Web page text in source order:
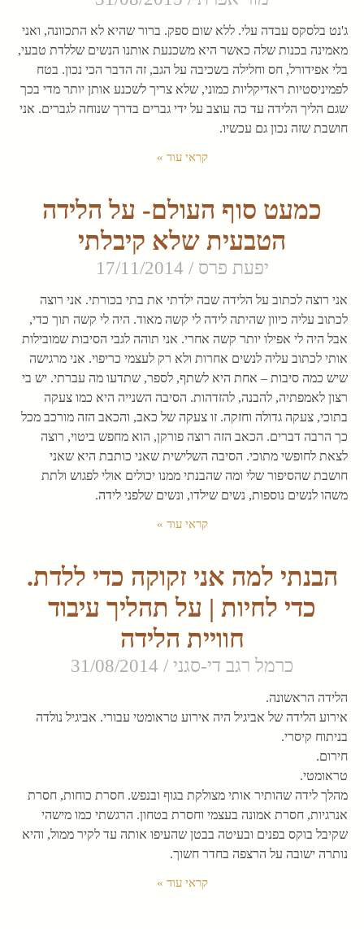
ג'נט בלסקס עבדה עלי. ללא שום ספק. ברור שהיא לא התכוונה, ואני
מאמינה בכנות שלה כאשר היא משכנעת אותנו הנשים שללדת טבעי,
בלי אפידורל, חס וחלילה בשכיבה על הגב, זה הדבר הכי נכון. בטח
לפמיניסטיות ראדיקליות כמוני, שלא צריך לשכנע אותן יותר מדי בכך
שגם הליך הלידה עד כה עוצב על ידי גברים בדרך שנוחה לגברים. אני
חושבת שזה נכון גם עכשיו.
קראי עוד »
כמעט סוף העולם- על הלידה
הטבעית שלא קיבלתי
יפעת פרס
אני רוצה לכתוב על הלידה שבה ילדתי את בתי בכורתי. אני רוצה
לכתוב עליה כיוון שהיתה לידה לי קשה מאוד. היה לי קשה תוך כדי,
אבל היה לי אפילו יותר קשה אחרי. אני תוהה לגבי הסיבות שמובילות
אותי לכתוב עליה לנשים אחרות ולא רק לעצמי כריפוי. אני מרגישה
שיש כמה סיבות – אחת היא לשתף, לספר, שתדעו מה עברתי. יש בי
רצון לאמפתיה, להבנה, להזדהות. הסיבה השנייה היא כמו צעקה
בתוכי, צעקה גדולה וחזקה. זו צעקה של כאב, והכאב הזה מורכב מכל
כך הרבה דברים. הכאב הזה רוצה פורקן, הוא מחפש ביטוי, רוצה
לצאת לחופשי מתוכי. הסיבה השלישית שאני כותבת היא שאני
חושבת שהסיפור שלי ומה שהבנתי ממנו יכולים אולי לפגוש ולתת
משהו לנשים נוספות, נשים שילדו, ונשים שלפני לידה.
קראי עוד »
הבנתי למה אני זקוקה כדי ללדת.
כדי לחיות | על תהליך עיבוד
חוויית הלידה
כרמל רגב די-סגני
הלידה הראשונה.
אירוע הלידה של אביגיל היה אירוע טראומטי עבורי. אביגיל נולדה
בניתוח קיסרי.
חירום.
טראומטי.
מהלך לידה שהותיר אותי מצולקת בגוף ובנפש. חסרת כוחות, חסרת
אנרגיות, חסרת אמונה בעצמי וחסרת בטחון. הרגשתי כמו מישהי
שקיבל בוקס בפנים ובעיטה בבטן שהעיפו אותה עד לקיר ממול, והיא
נותרה ישובה על הרצפה בחדר חשוך.
קראי עוד »